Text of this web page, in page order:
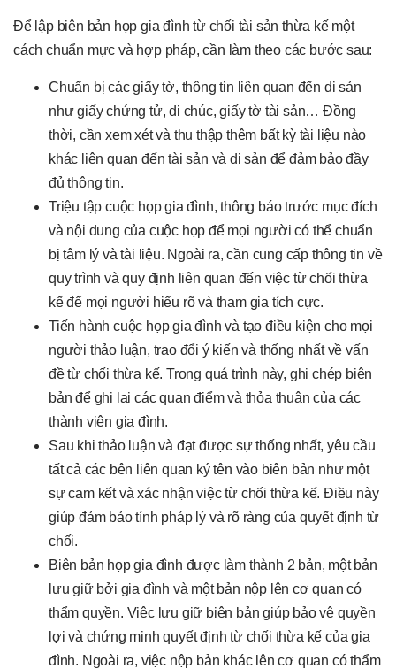
Để lập biên bản họp gia đình từ chối tài sản thừa kế một
cách chuẩn mực và hợp pháp, cần làm theo các bước sau:
Chuẩn bị các giấy tờ, thông tin liên quan đến di sản
như giấy chứng tử, di chúc, giấy tờ tài sản… Đồng
thời, cần xem xét và thu thập thêm bất kỳ tài liệu nào
khác liên quan đến tài sản và di sản để đảm bảo đầy
đủ thông tin.
Triệu tập cuộc họp gia đình, thông báo trước mục đích
và nội dung của cuộc họp để mọi người có thể chuẩn
bị tâm lý và tài liệu. Ngoài ra, cần cung cấp thông tin về
quy trình và quy định liên quan đến việc từ chối thừa
kế để mọi người hiểu rõ và tham gia tích cực.
Tiến hành cuộc họp gia đình và tạo điều kiện cho mọi
người thảo luận, trao đổi ý kiến và thống nhất về vấn
đề từ chối thừa kế. Trong quá trình này, ghi chép biên
bản để ghi lại các quan điểm và thỏa thuận của các
thành viên gia đình.
Sau khi thảo luận và đạt được sự thống nhất, yêu cầu
tất cả các bên liên quan ký tên vào biên bản như một
sự cam kết và xác nhận việc từ chối thừa kế. Điều này
giúp đảm bảo tính pháp lý và rõ ràng của quyết định từ
chối.
Biên bản họp gia đình được làm thành 2 bản, một bản
lưu giữ bởi gia đình và một bản nộp lên cơ quan có
thẩm quyền. Việc lưu giữ biên bản giúp bảo vệ quyền
lợi và chứng minh quyết định từ chối thừa kế của gia
đình. Ngoài ra, việc nộp bản khác lên cơ quan có thẩm